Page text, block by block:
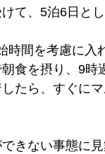
て、5泊6日とし
時間を考慮に入
食を摂り、9時
たら、すぐに
きない事態に